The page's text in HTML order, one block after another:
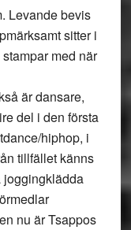
Levande bevis
sitter i
med när
är dansare,
del i den första
hiphop, i
tillfället känns
joggingklädda
nu är Tsappos